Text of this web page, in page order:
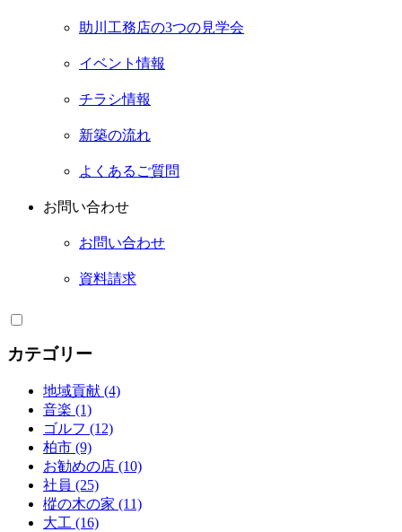
助川工務店の3つの見学会
イベント情報
チラシ情報
新築の流れ
よくあるご質問
お問い合わせ
お問い合わせ
資料請求
カテゴリー
地域貢献 (4)
音楽 (1)
ゴルフ (12)
柏市 (9)
お勧めの店 (10)
社員 (25)
樅の木の家 (11)
大工 (16)